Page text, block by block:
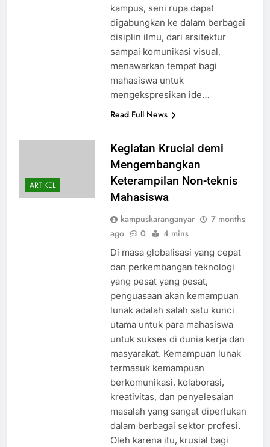
kampus, seni rupa dapat
digabungkan ke dalam berbagai
disiplin ilmu, dari arsitektur
sampai komunikasi visual,
menawarkan tempat bagi
mahasiswa untuk
mengekspresikan ide…
Read Full News
ARTIKEL
Kegiatan Krucial demi
Mengembangkan
Keterampilan Non-teknis
Mahasiswa
kampuskaranganyar
7 months
ago
0 4 mins
Di masa globalisasi yang cepat
dan perkembangan teknologi
yang pesat yang pesat,
penguasaan akan kemampuan
lunak adalah salah satu kunci
utama untuk para mahasiswa
untuk sukses di dunia kerja dan
masyarakat. Kemampuan lunak
termasuk kemampuan
berkomunikasi, kolaborasi,
kreativitas, dan penyelesaian
masalah yang sangat diperlukan
dalam berbagai sektor profesi.
Oleh karena itu, krusial bagi